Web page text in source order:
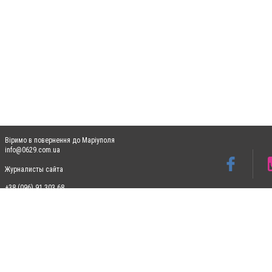
Віримо в повернення до Маріуполя
info@0629.com.ua
Журналисты сайта
+38 (096) 91 303 68